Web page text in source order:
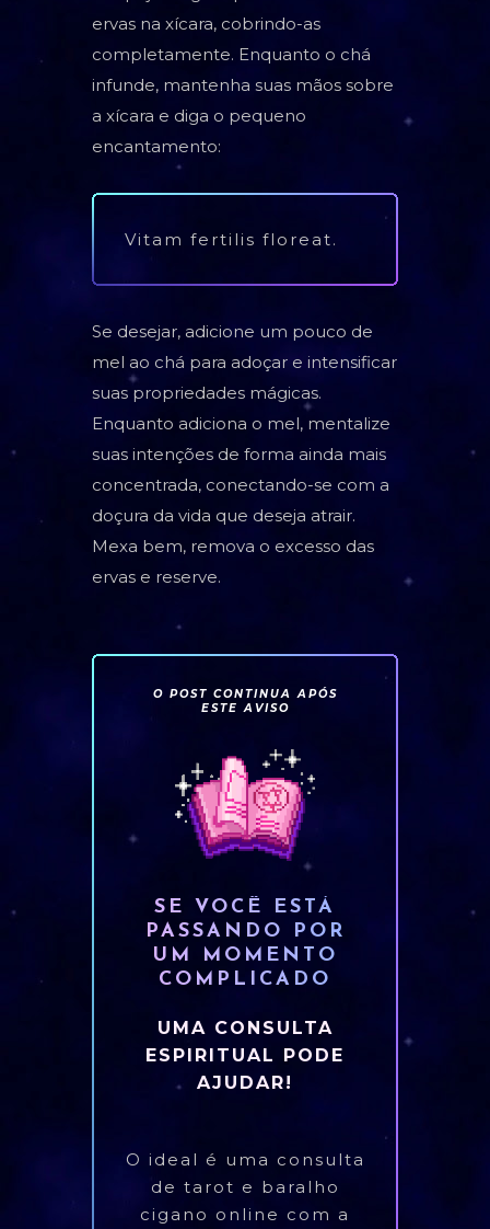
ervas na xícara, cobrindo-as
completamente. Enquanto o chá
infunde, mantenha suas mãos sobre
a xícara e diga o pequeno
encantamento:
Vitam fertilis floreat.
Se desejar, adicione um pouco de
mel ao chá para adoçar e intensificar
suas propriedades mágicas.
Enquanto adiciona o mel, mentalize
suas intenções de forma ainda mais
concentrada, conectando-se com a
doçura da vida que deseja atrair.
Mexa bem, remova o excesso das
ervas e reserve.
O POST CONTINUA APÓS
ESTE AVISO
SE VOCÊ ESTÁ
PASSANDO POR
UM MOMENTO
COMPLICADO
UMA CONSULTA
ESPIRITUAL PODE
AJUDAR!
O ideal é uma consulta
de tarot e baralho
cigano online com a